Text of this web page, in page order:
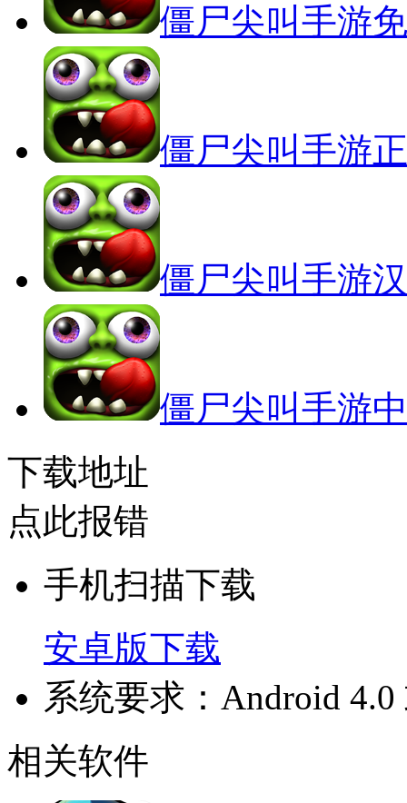
僵尸尖叫手游
僵尸尖叫手游
僵尸尖叫手游
僵尸尖叫手游
下载地址
点此报错
手机扫描下载
安卓版下载
系统要求：Android
相关软件